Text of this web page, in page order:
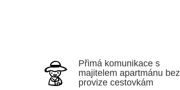
Přimá komunikace s
majitelem apartmánu bez
provize cestovkám